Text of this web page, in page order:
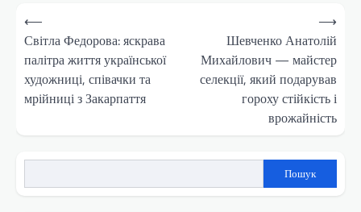
Навігація
записів
⟵
Світла Федорова: яскрава
палітра життя української
художниці, співачки та
мрійниці з Закарпаття
Шевченко Анатолій
Михайлович — майстер
селекції, який подарував
гороху стійкість і
врожайність
⟶
Пошук